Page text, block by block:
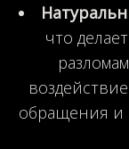
что
обращения и